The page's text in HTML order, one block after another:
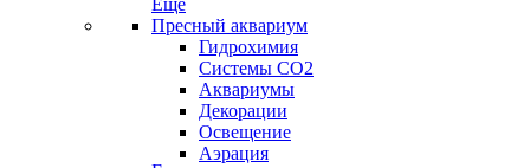
Еще
Пресный аквариум
Гидрохимия
Системы СО2
Аквариумы
Декорации
Освещение
Аэрация